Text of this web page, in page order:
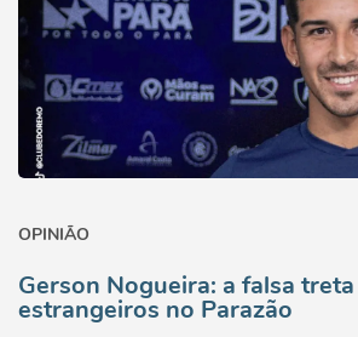
OPINIÃO
Gerson Nogueira: a falsa
estrangeiros no Parazão